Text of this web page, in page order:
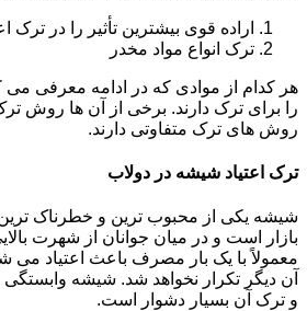
اراده قوی بیشترین تأثیر را در ترک
ترک انواع مواد مخدر
هر کدام از موادی که در ادامه معرفی
را برای ترک دارند. برخی از آن ها روش
روش های ترک متفاوتی دارند.
ترک اعتیاد شیشه در دولاب
شیشه یکی از محبوب ترین و خطرناک
بازار است و در میان جوانان از شهرت
معمولاً با یک بار مصرف باعث اعتیاد
آن دیگر تکرار نخواهد شد. شیشه وابستگی
و ترک آن بسیار دشوار است.